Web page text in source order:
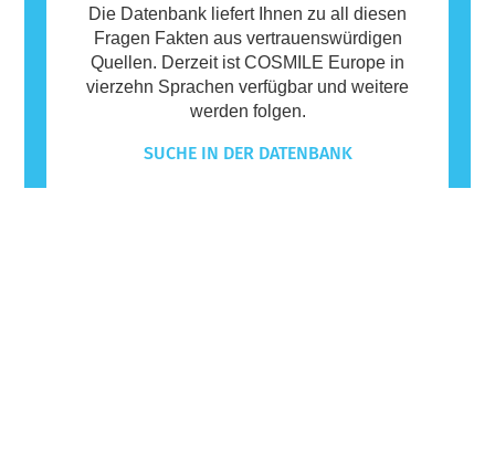
Die Datenbank liefert Ihnen zu all diesen
Fragen Fakten aus vertrauenswürdigen
Quellen. Derzeit ist COSMILE Europe in
vierzehn Sprachen verfügbar und weitere
werden folgen.
SUCHE IN DER DATENBANK